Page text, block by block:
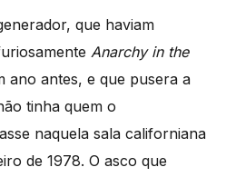
que haviam
Anarchy in the
ano antes, e que pusera a
tinha quem o
naquela sala californiana
de 1978. O asco que